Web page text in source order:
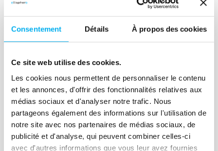
Consentement Détails À propos des cookies
Ce site web utilise des cookies.
Les cookies nous permettent de personnaliser le contenu
et les annonces, d'offrir des fonctionnalités relatives aux
médias sociaux et d'analyser notre trafic. Nous
partageons également des informations sur l'utilisation de
notre site avec nos partenaires de médias sociaux, de
publicité et d'analyse, qui peuvent combiner celles-ci
avec d'autres informations que vous leur avez fournies
Article
Entreprises : vers une
16 janvier 2021 Marketing & Sales
Les nouvelles technologies d’analyse de
la donnée posent de nouveaux enjeux et
offrent de nouvelles perspectives aux
entreprises… La révolution de la donnée
est en marche et passe par une